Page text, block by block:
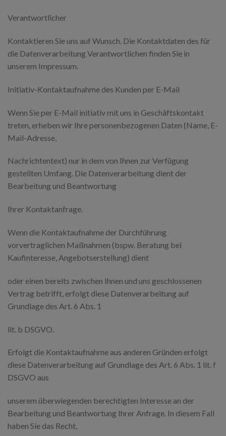
Verantwortlicher
Kontaktieren Sie uns auf Wunsch. Die Kontaktdaten des für
die Datenverarbeitung Verantwortlichen finden Sie in
unserem Impressum.
Initiativ-Kontaktaufnahme des Kunden per E-Mail
Wenn Sie per E-Mail initiativ mit uns in Geschäftskontakt
treten, erheben wir Ihre personenbezogenen Daten (Name, E-
Mail-Adresse,
Nachrichtentext) nur in dem von Ihnen zur Verfügung
gestellten Umfang. Die Datenverarbeitung dient der
Bearbeitung und Beantwortung
Ihrer Kontaktanfrage.
Wenn die Kontaktaufnahme der Durchführung
vorvertraglichen Maßnahmen (bspw. Beratung bei
Kaufinteresse, Angebotserstellung) dient
oder einen bereits zwischen Ihnen und uns geschlossenen
Vertrag betrifft, erfolgt diese Datenverarbeitung auf
Grundlage des Art. 6 Abs. 1
lit. b DSGVO.
Erfolgt die Kontaktaufnahme aus anderen Gründen erfolgt
diese Datenverarbeitung auf Grundlage des Art. 6 Abs. 1 lit. f
DSGVO aus
unserem überwiegenden berechtigten Interesse an der
Bearbeitung und Beantwortung Ihrer Anfrage. In diesem Fall
haben Sie das Recht,